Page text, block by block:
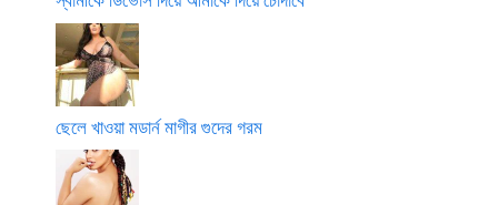
ছেলে খাওয়া মডার্ন মাগীর গুদের গরম